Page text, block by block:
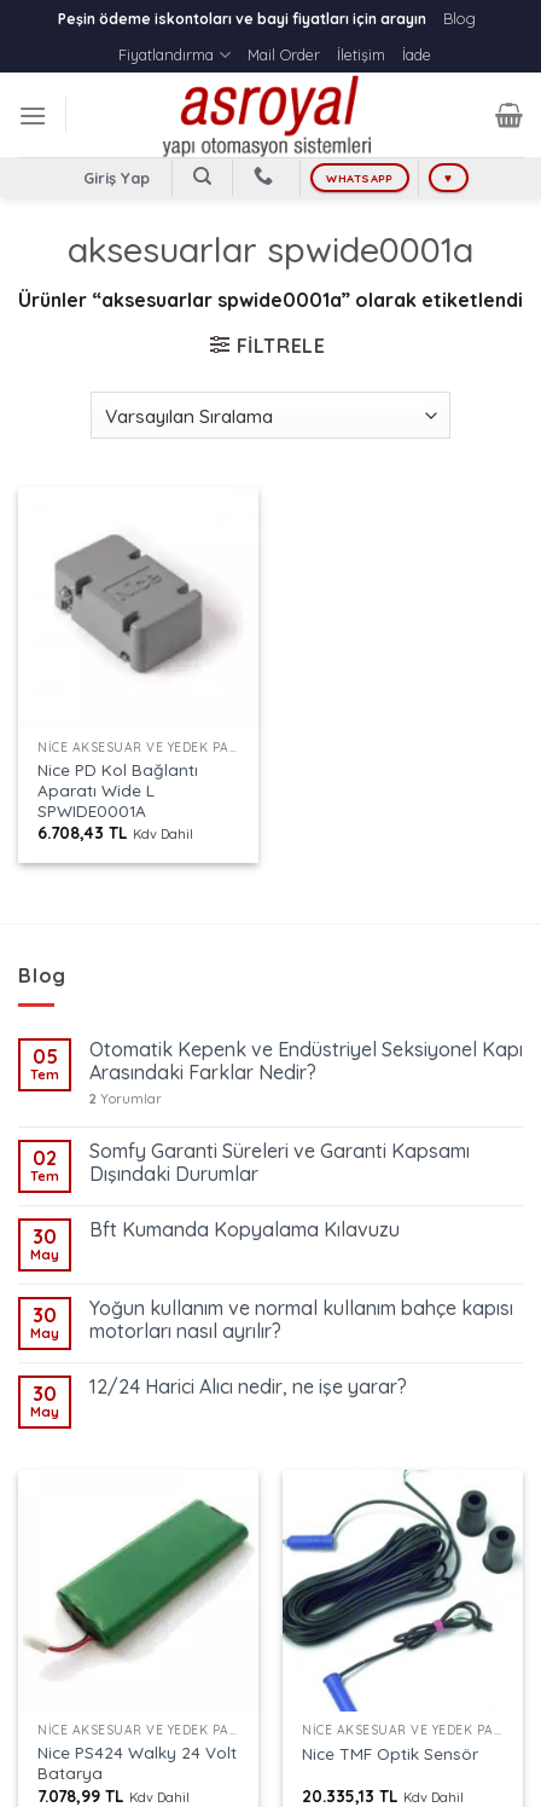
content
Peşin ödeme iskontoları ve bayi fiyatları için arayın
Blog
Fiyatlandırma
Mail Order İletişim İade
Giriş Yap WHATSAPP ♥
aksesuarlar spwide0001a
Ürünler “aksesuarlar spwide0001a” olarak etiketlendi
FILTRELE
NICE AKSESUAR VE YEDEK PARÇALAR
Nice PD Kol Bağlantı
Aparatı Wide L
SPWIDE0001A
6.708,43TL Kdv Dahil
Blog
05
Tem
Otomatik Kepenk ve Endüstriyel Seksiyonel Kapı
Arasındaki Farklar Nedir?
2 Yorumlar
02
Tem
Somfy Garanti Süreleri ve Garanti Kapsamı
Dışındaki Durumlar
30
May
Bft Kumanda Kopyalama Kılavuzu
30
May
Yoğun kullanım ve normal kullanım bahçe kapısı
motorları nasıl ayrılır?
30
May
12/24 Harici Alıcı nedir, ne işe yarar?
NICE AKSESUAR VE YEDEK PARÇALAR
Nice PS424 Walky 24 Volt
Batarya
7.078,99TL Kdv Dahil
NICE AKSESUAR VE YEDEK PARÇALAR
Nice TMF Optik Sensör
20.335,13TL Kdv Dahil